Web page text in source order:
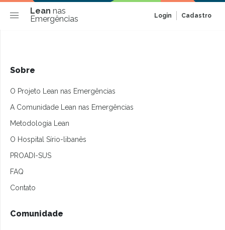
Lean nas
Emergências
Login Cadastro
Sobre
O Projeto Lean nas Emergências
A Comunidade Lean nas Emergências
Metodologia Lean
O Hospital Sírio-libanês
PROADI-SUS
FAQ
Contato
Comunidade